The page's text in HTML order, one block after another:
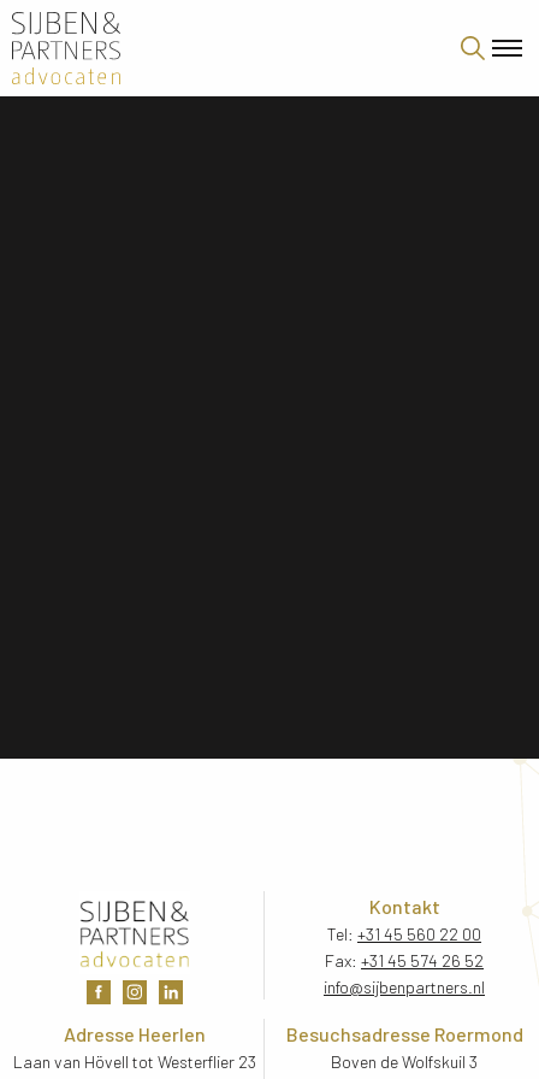
Kontakt
Tel: +31 45 560 22 00
Fax: +31 45 574 26 52
info@sijbenpartners.nl
Adresse Heerlen
Laan van Hövell tot Westerflier 23
Besuchsadresse Roermond
Boven de Wolfskuil 3